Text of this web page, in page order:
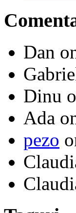
Dan
Dinu
Ada
pezo